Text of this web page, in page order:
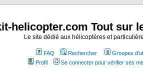
helicopter.com Tout sur
Le site dédié aux hélicoptères et
FAQ Rechercher Groupes
Profil
Se connecter pour vérifier ses